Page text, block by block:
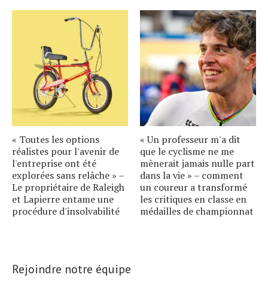
« Toutes les options
réalistes pour l'avenir de
l'entreprise ont été
explorées sans relâche » –
Le propriétaire de Raleigh
et Lapierre entame une
procédure d'insolvabilité
« Un professeur m'a dit
que le cyclisme ne me
mènerait jamais nulle part
dans la vie » – comment
un coureur a transformé
les critiques en classe en
médailles de championnat
Rejoindre notre équipe